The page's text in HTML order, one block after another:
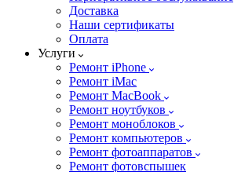
Доставка
Наши сертификаты
Оплата
Услуги
Ремонт iPhone
Ремонт iMac
Ремонт MacBook
Ремонт ноутбуков
Ремонт моноблоков
Ремонт компьютеров
Ремонт фотоаппаратов
Ремонт фотовспышек